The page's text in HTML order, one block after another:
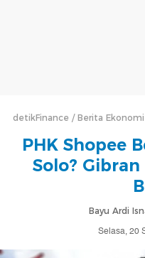
detikFinance Berita Ekonomi
PHK Shopee
Solo?
Bayu Ardi
Selasa, 20